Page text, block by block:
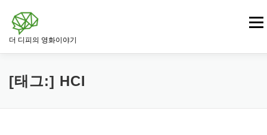
바
더 디피의 영화이야기
메뉴
영화 드라마 영화
[태그:] HCI